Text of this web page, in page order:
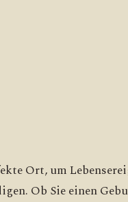
Ort, um
Ob Sie einen